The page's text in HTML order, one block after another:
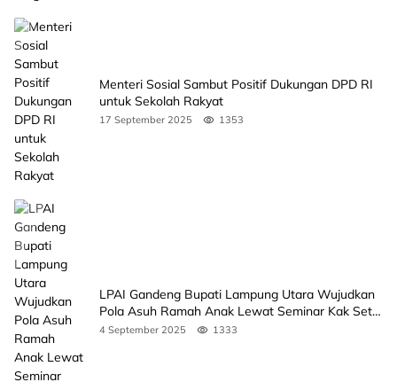
Menteri Sosial Sambut Positif Dukungan DPD RI
untuk Sekolah Rakyat
17 September 2025 1353
LPAI Gandeng Bupati Lampung Utara Wujudkan
Pola Asuh Ramah Anak Lewat Seminar Kak Seto,
Ini Jadwalnya
4 September 2025 1333